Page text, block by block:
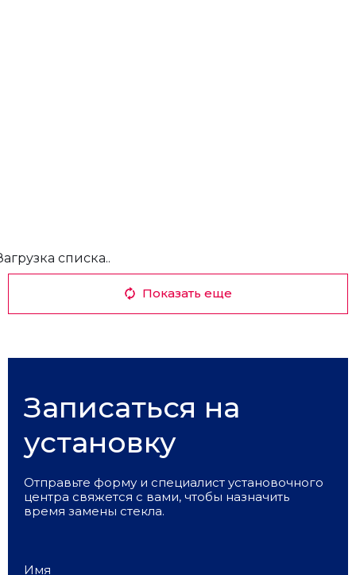
списка..
Показать еще
Записаться на
установку
Отправьте форму и специалист установочного
центра свяжется с вами, чтобы назначить
время замены стекла.